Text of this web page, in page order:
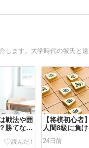
ます。大学時代の彼氏と
戦法や囲
勝てない
【将棋初心者
人間8級に負
24日前